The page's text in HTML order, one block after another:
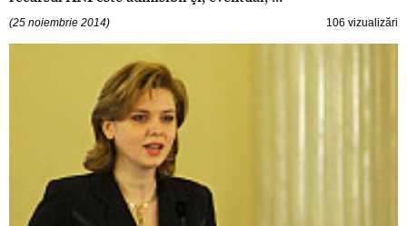
(25 noiembrie 2014) 106 vizualizări